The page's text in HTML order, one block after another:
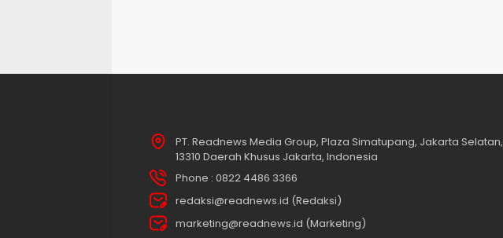
PT. Readnews Media Group, Plaza Simatupang, Jakarta Selatan,
13310 Daerah Khusus Jakarta, Indonesia
Phone : 0822 4486 3366
redaksi@readnews.id (Redaksi)
marketing@readnews.id (Marketing)